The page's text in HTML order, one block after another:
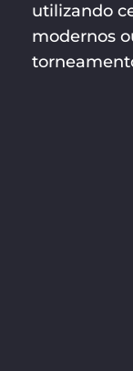
utilizando
modernos